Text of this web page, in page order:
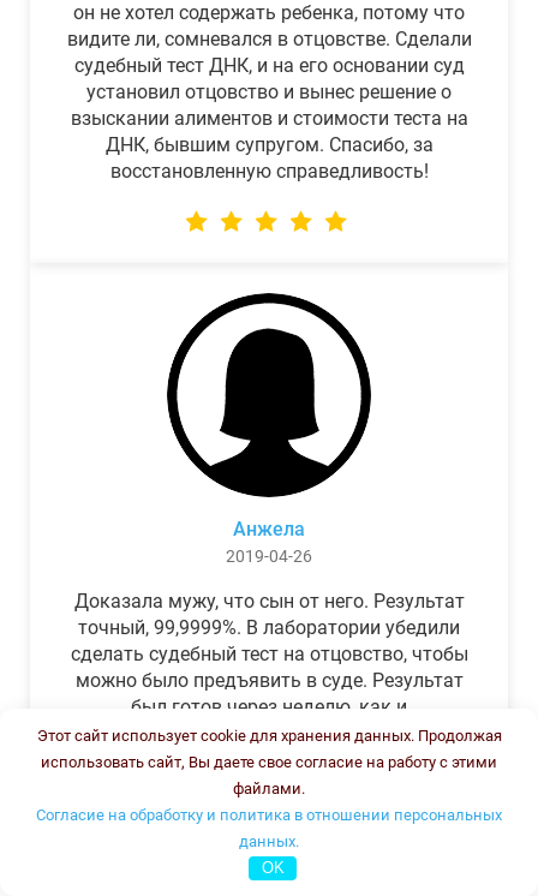
он не хотел содержать ребенка, потому что
видите ли, сомневался в отцовстве. Сделали
судебный тест ДНК, и на его основании суд
установил отцовство и вынес решение о
взыскании алиментов и стоимости теста на
ДНК, бывшим супругом. Спасибо, за
восстановленную справедливость!
Анжела
2019-04-26
Доказала мужу, что сын от него. Результат
точный, 99,9999%. В лаборатории убедили
сделать судебный тест на отцовство, чтобы
можно было предъявить в суде. Результат
был готов через неделю, как и
обещали.Теперь муж бегает и извиняется.
Этот сайт использует cookie для хранения данных. Продолжая
использовать сайт, Вы даете свое согласие на работу с этими
файлами.
Согласие на обработку и политика в отношении персональных
данных.
OK